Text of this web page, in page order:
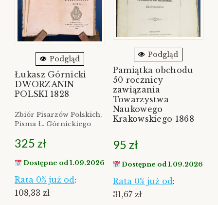
Podgląd
Łukasz Górnicki
DWORZANIN
POLSKI 1828
Zbiór Pisarzów Polskich,
Pisma Ł. Górnickiego
325 zł
Dostępne od 1.09.2026
Rata 0% już od:
108,33 zł
Podgląd
Pamiątka obchodu
50 rocznicy
zawiązania
Towarzystwa
Naukowego
Krakowskiego 1868
95 zł
Dostępne od 1.09.2026
Rata 0% już od:
31,67 zł